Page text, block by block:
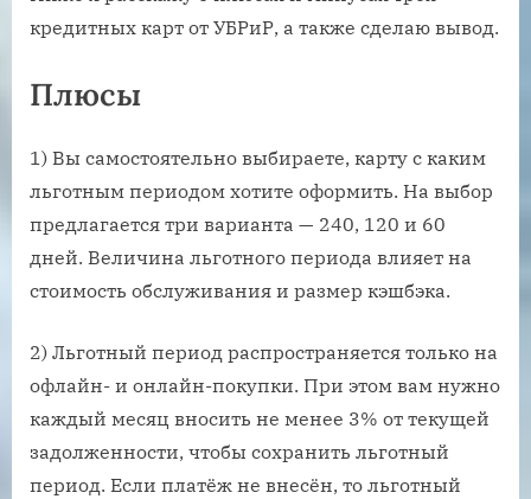
кредитных карт от УБРиР, а также сделаю вывод.
Плюсы
1) Вы самостоятельно выбираете, карту с каким
льготным периодом хотите оформить. На выбор
предлагается три варианта — 240, 120 и 60
дней. Величина льготного периода влияет на
стоимость обслуживания и размер кэшбэка.
2) Льготный период распространяется только на
офлайн- и онлайн-покупки. При этом вам нужно
каждый месяц вносить не менее 3% от текущей
задолженности, чтобы сохранить льготный
период. Если платёж не внесён, то льготный